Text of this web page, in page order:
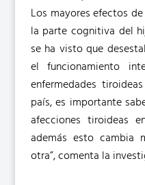
Los mayores efectos
la parte cognitiva del
se ha visto que
el funcionamiento
enfermedades
país, es importante
afecciones tiroideas
además esto cambia
otra”, comenta la